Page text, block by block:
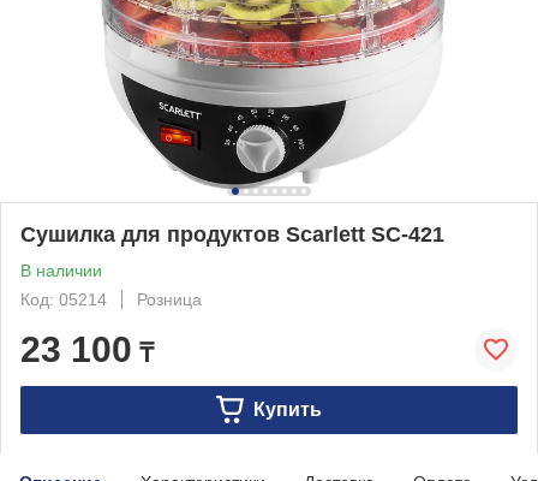
Сушилка для продуктов Scarlett SC-421
В наличии
Код: 05214
Розница
23 100 ₸
Купить